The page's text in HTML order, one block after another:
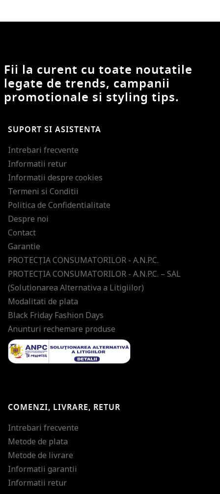
Fii la curent cu toate noutatile
legate de trends, campanii
promotionale si styling tips.
SUPORT SI ASISTENTA
Intrebari frecvente
Informatii retur
Informatii despre cookies
Termeni si Conditii
Politica de Confidentialitate
Despre noi
Contact
Garantie
PROTECŢIA CONSUMATORILOR - A.N.P.C.
PROTECŢIA CONSUMATORILOR - A.N.P.C. – SAL
(Solutionarea Alternativa a Litigiilor)
Modalitati de plata
Black Friday Fashion Days
Anunturi rechemare produse
COMENZI, LIVRARE, RETUR
Intrebari frecvente
Metode de plata
Metode de livrare
Informatii garantii
Informatii retur